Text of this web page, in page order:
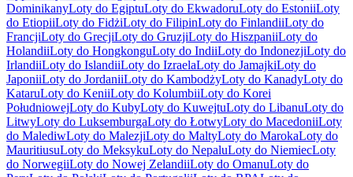
DominikanyLoty do EgiptuLoty do EkwadoruLoty do EstoniiLoty
do EtiopiiLoty do FidżiLoty do FilipinLoty do FinlandiiLoty do
FrancjiLoty do GrecjiLoty do GruzjiLoty do HiszpaniiLoty do
HolandiiLoty do HongkonguLoty do IndiiLoty do IndonezjiLoty do
IrlandiiLoty do IslandiiLoty do IzraelaLoty do JamajkiLoty do
JaponiiLoty do JordaniiLoty do KambodżyLoty do KanadyLoty do
KataruLoty do KeniiLoty do KolumbiiLoty do Korei
PołudniowejLoty do KubyLoty do KuwejtuLoty do LibanuLoty do
LitwyLoty do LuksemburgaLoty do ŁotwyLoty do MacedoniiLoty
do MalediwLoty do MalezjiLoty do MaltyLoty do MarokaLoty do
MauritiusuLoty do MeksykuLoty do NepaluLoty do NiemiecLoty
do NorwegiiLoty do Nowej ZelandiiLoty do OmanuLoty do